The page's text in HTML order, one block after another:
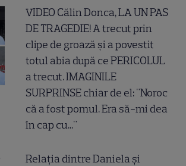
VIDEO Călin Donca, LA UN PAS
DE TRAGEDIE! A trecut prin
clipe de groază și a povestit
totul abia după ce PERICOLUL
a trecut. IMAGINILE
SURPRINSE chiar de el: "Noroc
că a fost pomul. Era să-mi dea
în cap cu..."
Relația dintre Daniela și